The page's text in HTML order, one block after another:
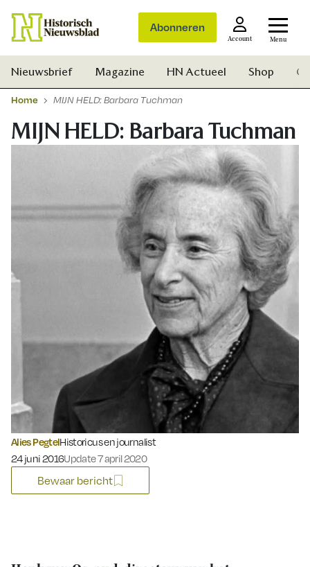
Abonneren
Account Menu
Zoek
Nieuwsbrief Magazine HN Actueel Shop
Home MIJN HELD: Barbara Tuchman
MIJN HELD: Barbara Tuchman
Alies PegtelHistoricus en journalist
Gepubliceerd op:
24 juni 2016Update 7 april 2020
Bewaar bericht